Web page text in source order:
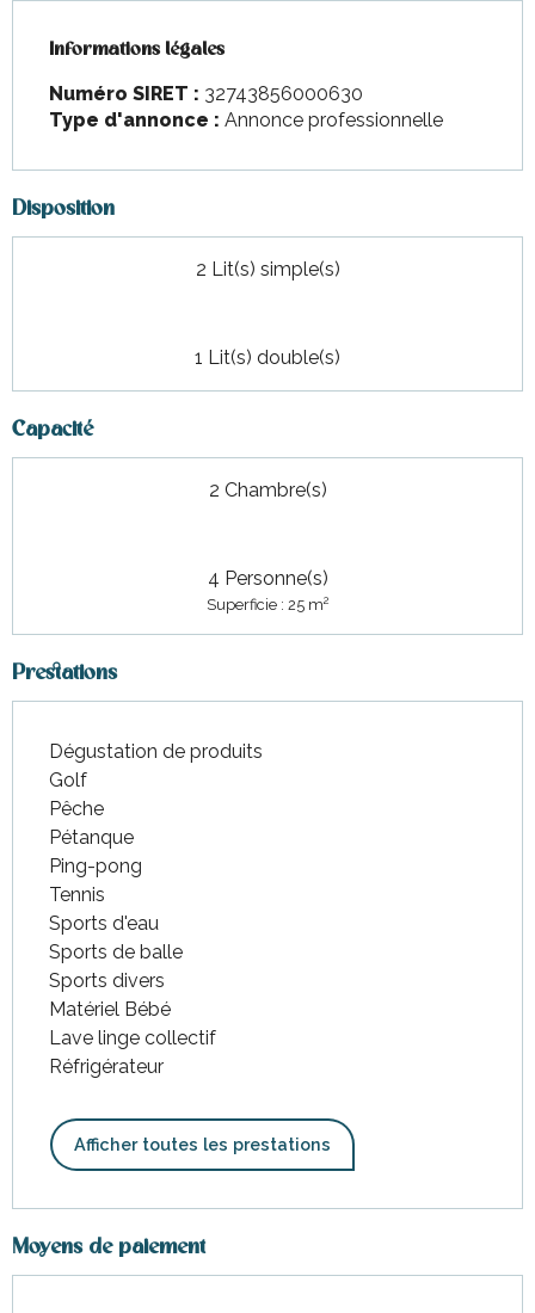
Informations légales
Informations légales
Numéro SIRET : 32743856000630
Type d'annonce : Annonce professionnelle
Disposition
2 Lit(s) simple(s)
1 Lit(s) double(s)
Capacité
2 Chambre(s)
4 Personne(s)
Superficie : 25 m2
Prestations
Dégustation de produits
Golf
Pêche
Pétanque
Ping-pong
Tennis
Sports d'eau
Sports de balle
Sports divers
Matériel Bébé
Lave linge collectif
Réfrigérateur
Afficher toutes les prestations
Moyens de paiement